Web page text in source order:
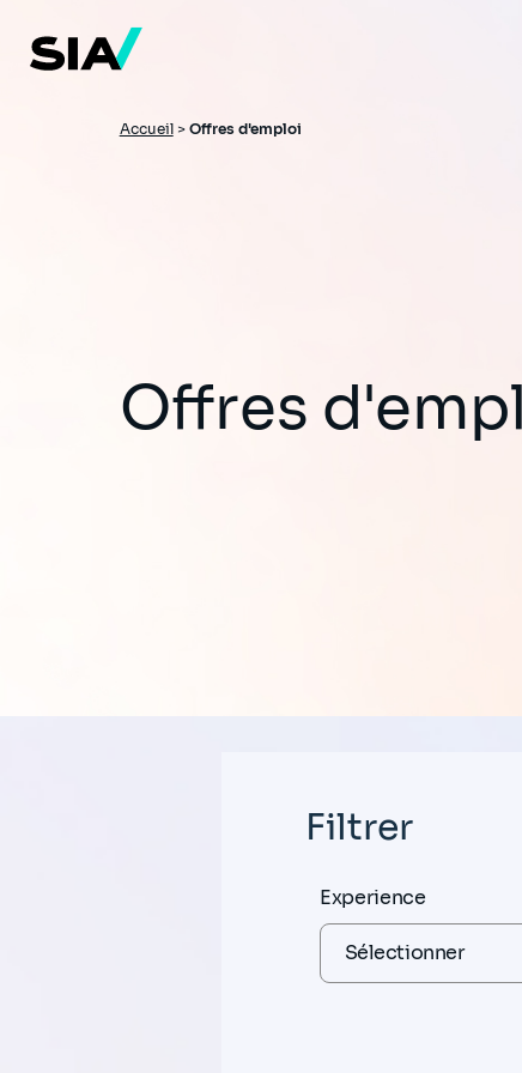
contenu
principal
Fil
Accueil> Offres d'emploi
Offres
Filtrer
Experience